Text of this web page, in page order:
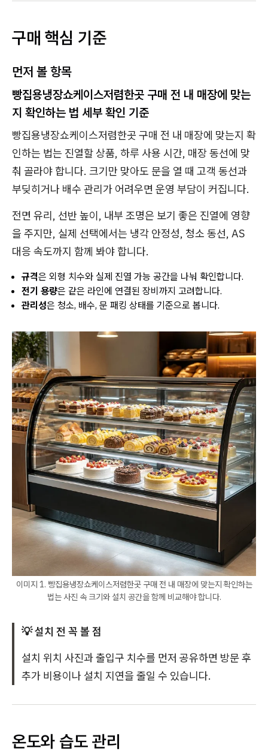
구매 핵심 기준
먼저 볼 항목
빵집용냉장쇼케이스저렴한곳 구매 전 내 매장에 맞는
지 확인하는 법 세부 확인 기준
빵집용냉장쇼케이스저렴한곳 구매 전 내 매장에 맞는지 확
인하는 법는 진열할 상품, 하루 사용 시간, 매장 동선에 맞
춰 골라야 합니다. 크기만 맞아도 문을 열 때 고객 동선과
부딪히거나 배수 관리가 어려우면 운영 부담이 커집니다.
전면 유리, 선반 높이, 내부 조명은 보기 좋은 진열에 영향
을 주지만, 실제 선택에서는 냉각 안정성, 청소 동선, AS
대응 속도까지 함께 봐야 합니다.
규격은 외형 치수와 실제 진열 가능 공간을 나눠 확인합니다.
전기 용량은 같은 라인에 연결된 장비까지 고려합니다.
관리성은 청소, 배수, 문 패킹 상태를 기준으로 봅니다.
이미지 1. 빵집용냉장쇼케이스저렴한곳 구매 전 내 매장에 맞는지 확인하는
법는 사진 속 크기와 설치 공간을 함께 비교해야 합니다.
💡 설치 전 꼭 볼 점
설치 위치 사진과 출입구 치수를 먼저 공유하면 방문 후
추가 비용이나 설치 지연을 줄일 수 있습니다.
온도와 습도 관리